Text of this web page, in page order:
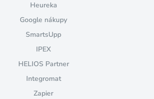
Heureka
Google nákupy
SmartsUpp
IPEX
HELIOS Partner
Integromat
Zapier